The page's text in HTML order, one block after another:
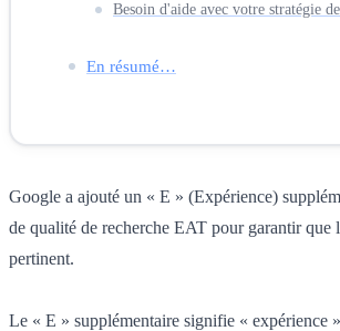
Besoin d'aide avec votre stratégie
En résumé…
Google a ajouté un « E » (Expérience)
de qualité de recherche EAT pour garantir que
pertinent.
Le « E » supplémentaire signifie « expérience